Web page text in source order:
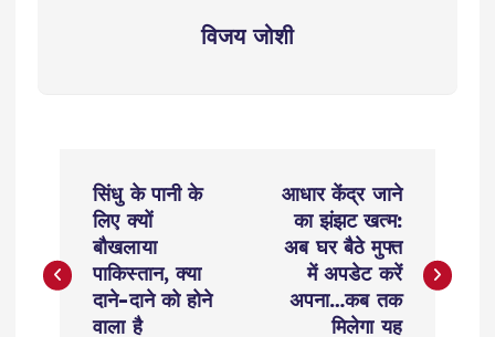
विजय जोशी
s
सिंधु के पानी के
लिए क्यों
बौखलाया
पाकिस्तान, क्या
दाने-दाने को होने
वाला है
आधार केंद्र जाने
का झंझट खत्म:
अब घर बैठे मुफ्त
में अपडेट करें
अपना…कब तक
मिलेगा यह